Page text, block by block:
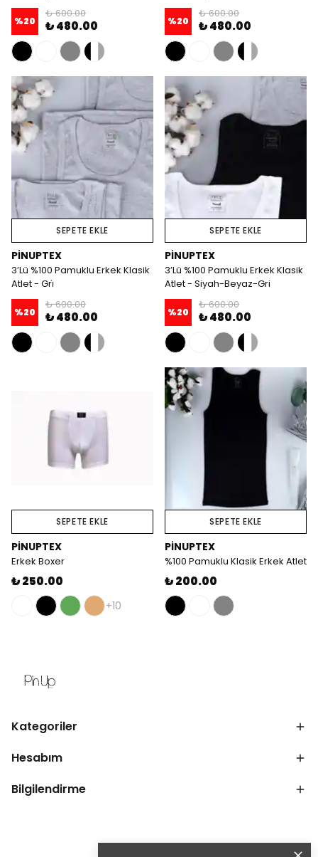
%20
₺ 600.00
₺ 480.00 %20
₺ 600.00
₺ 480.00
SEPETE EKLE
PİNUPTEX
3’Lü %100 Pamuklu Erkek Klasik
Atlet - Gri̇
%20
₺ 600.00
₺ 480.00
SEPETE EKLE
PİNUPTEX
3’Lü %100 Pamuklu Erkek Klasik
Atlet - Siyah-Beyaz-Gri
%20
₺ 600.00
₺ 480.00
SEPETE EKLE
PİNUPTEX
Erkek Boxer
₺ 250.00
+10
SEPETE EKLE
PİNUPTEX
%100 Pamuklu Klasik Erkek Atlet
₺ 200.00
Kategoriler
Hesabım
Bilgilendirme